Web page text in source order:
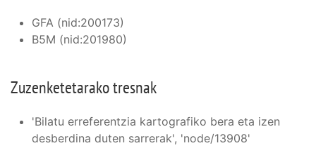
GFA (nid:200173)
B5M (nid:201980)
Zuzenketetarako tresnak
'Bilatu erreferentzia kartografiko bera eta izen
desberdina duten sarrerak', 'node/13908'